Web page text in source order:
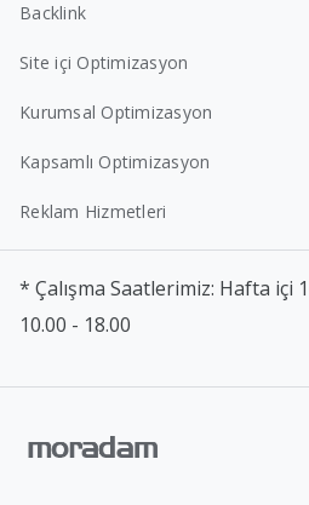
Backlink
Site içi Optimizasyon
Kurumsal Optimizasyon
Kapsamlı Optimizasyon
Reklam Hizmetleri
* Çalışma Saatlerimiz: Hafta içi
10.00 - 18.00